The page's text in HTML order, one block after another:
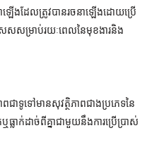
ើងដែលត្រូវបានរចនាឡើងដោយប្រើ
សសម្រាប់រយៈពេលនៃមុខងារនិង
ាទូទៅមានសុវត្ថិភាពជាងប្រភេទនៃ
លាក់ដាច់ពីគ្នាជាមួយនឹងការប្រើប្រាស់